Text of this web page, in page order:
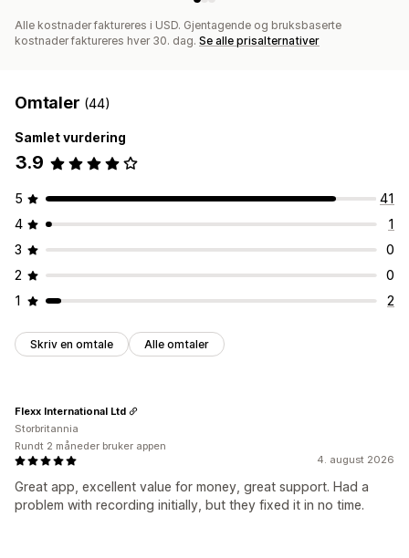
Alle kostnader faktureres i USD. Gjentagende og bruksbaserte
kostnader faktureres hver 30. dag. Se alle prisalternativer
Omtaler (44)
Samlet vurdering
3.9
5
41
4
1
3
0
2
0
1
2
Skriv en omtale Alle omtaler
4. august 2026
Great app, excellent value for money, great support. Had a
problem with recording initially, but they fixed it in no time.
Flexx International Ltd
Storbritannia
Rundt 2 måneder bruker appen